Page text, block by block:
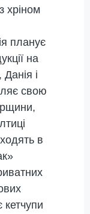
хріном
планує
на
і
свою
в